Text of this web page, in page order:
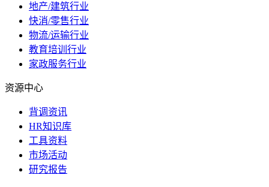
地产/建筑行业
快消/零售行业
物流/运输行业
教育培训行业
家政服务行业
资源中心
背调资讯
HR知识库
工具资料
市场活动
研究报告